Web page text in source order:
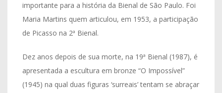
importante para a história da Bienal de São Paulo. Foi
Maria Martins quem articulou, em 1953, a participação
de Picasso na 2ª Bienal.
Dez anos depois de sua morte, na 19ª Bienal (1987), é
apresentada a escultura em bronze “O Impossível”
(1945) na qual duas figuras ‘surreais’ tentam se abraçar